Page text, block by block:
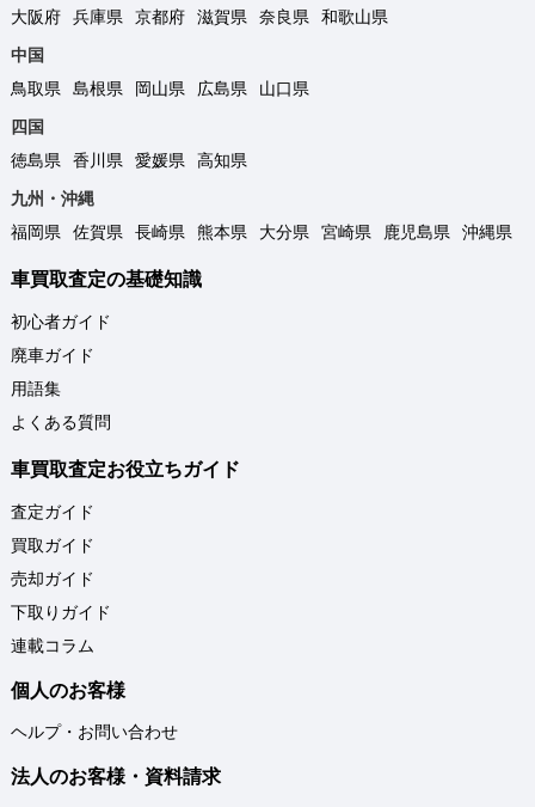
大阪府
兵庫県 京都府 滋賀県 奈良県
和歌山県
中国
鳥取県
島根県 岡山県 広島県
山口県
四国
徳島県
香川県 愛媛県
高知県
九州・沖縄
福岡県
佐賀県 長崎県 熊本県 大分県 宮崎県 鹿児島県 沖縄県
車買取査定の基礎知識
初心者ガイド
廃車ガイド
用語集
よくある質問
車買取査定お役立ちガイド
査定ガイド
買取ガイド
売却ガイド
下取りガイド
連載コラム
個人のお客様
ヘルプ・お問い合わせ
法人のお客様・資料請求